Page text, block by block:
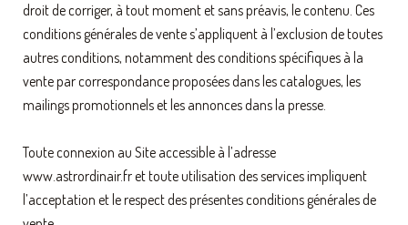
droit de corriger, à tout moment et sans préavis, le contenu. Ces
conditions générales de vente s’appliquent à l’exclusion de toutes
autres conditions, notamment des conditions spécifiques à la
vente par correspondance proposées dans les catalogues, les
mailings promotionnels et les annonces dans la presse.
Toute connexion au Site accessible à l’adresse
www.astrordinair.fr et toute utilisation des services impliquent
l’acceptation et le respect des présentes conditions générales de